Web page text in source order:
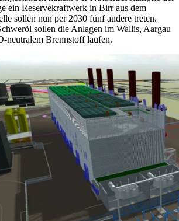
ein Reservekraftwerk in Birr aus dem
sollen nun per 2030 fünf andere treten.
sollen die Anlagen im Wallis, Aargau
neutralem Brennstoff laufen.